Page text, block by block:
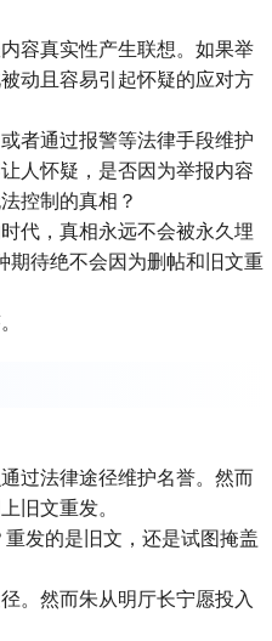
容真实性产生联想。如果举
动且容易引起怀疑的应对方
者通过报警等法律手段维护
人怀疑，是否因为举报内容
控制的真相？
代，真相永远不会被永久埋
期待绝不会因为删帖和旧文重
过法律途径维护名誉。然而
旧文重发。
发的是旧文，还是试图掩盖
。然而朱从明厅长宁愿投入